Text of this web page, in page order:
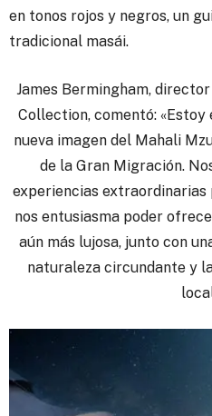
en tonos rojos y negros, un
tradicional masái.
James Bermingham,
Collection, comentó:
nueva imagen del Mahali
de la Gran Migración.
experiencias extraordinarias
nos entusiasma poder
aún más lujosa, junto con
naturaleza circundante y